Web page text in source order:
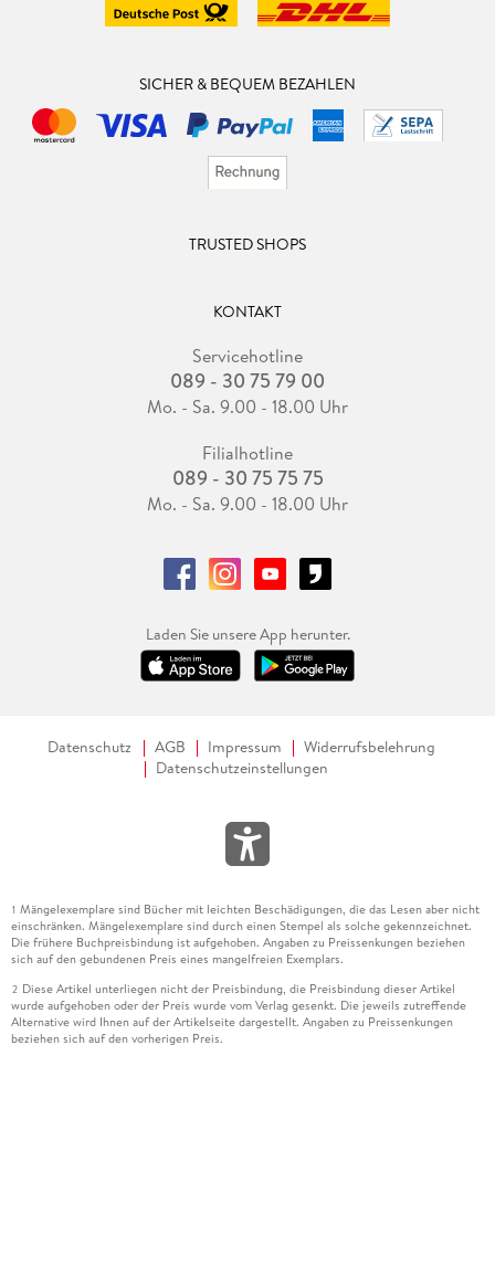
SICHER & BEQUEM BEZAHLEN
TRUSTED SHOPS
KONTAKT
Servicehotline
089 - 30 75 79 00
Mo. - Sa. 9.00 - 18.00 Uhr
Filialhotline
089 - 30 75 75 75
Mo. - Sa. 9.00 - 18.00 Uhr
Laden Sie unsere App herunter.
Datenschutz AGB Impressum
Widerrufsbelehrung
Datenschutzeinstellungen
1 Mängelexemplare sind Bücher mit leichten Beschädigungen, die das Lesen aber nicht
einschränken. Mängelexemplare sind durch einen Stempel als solche gekennzeichnet.
Die frühere Buchpreisbindung ist aufgehoben. Angaben zu Preissenkungen beziehen
sich auf den gebundenen Preis eines mangelfreien Exemplars.
2 Diese Artikel unterliegen nicht der Preisbindung, die Preisbindung dieser Artikel
wurde aufgehoben oder der Preis wurde vom Verlag gesenkt. Die jeweils zutreffende
Alternative wird Ihnen auf der Artikelseite dargestellt. Angaben zu Preissenkungen
beziehen sich auf den vorherigen Preis.